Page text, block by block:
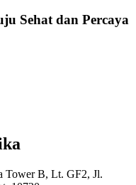
Sehat dan Percaya
Tower B, Lt. GF2, Jl.